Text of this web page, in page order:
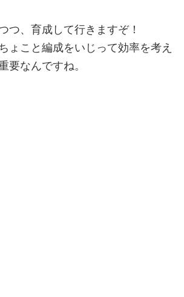
つ、育成して行きますぞ！
ょこと編成をいじって効率を考え
要なんですね。